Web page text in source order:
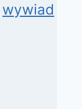
wywiad